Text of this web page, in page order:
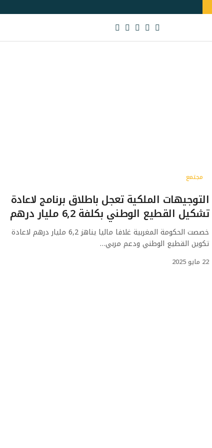
مجتمع
التوجيهات الملكية تعجل باطلاق برنامج لاعادة
تشكيل القطيع الوطني بكلفة 6,2 مليار درهم
خصصت الحكومة المغربية غلافا ماليا يناهز 6,2 مليار درهم لاعادة
تكوين القطيع الوطني ودعم مربي…
22 مايو 2025